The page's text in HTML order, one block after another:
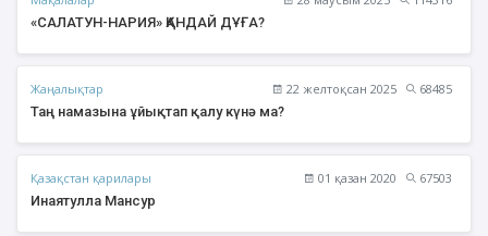
«САЛАТУН-НАРИЯ» ҚАНДАЙ ДҰҒА?
Жаңалықтар 22 желтоқсан 2025
68485
Таң намазына ұйықтап қалу күнә ма?
Қазақстан қарилары 01 қазан 2020
67503
Инаятулла Мансур